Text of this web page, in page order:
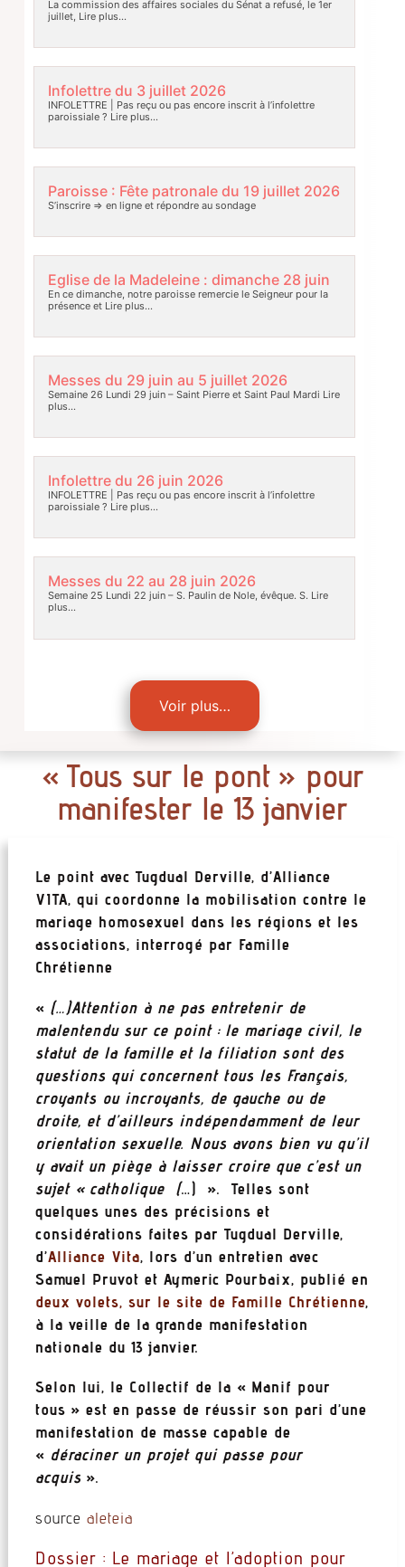
La commission des affaires sociales du Sénat a refusé, le 1er
juillet, Lire plus…
Infolettre du 3 juillet 2026
INFOLETTRE | Pas reçu ou pas encore inscrit à l’infolettre
paroissiale ? Lire plus…
Paroisse : Fête patronale du 19 juillet 2026
S’inscrire => en ligne et répondre au sondage
Eglise de la Madeleine : dimanche 28 juin
En ce dimanche, notre paroisse remercie le Seigneur pour la
présence etLire plus…
Messes du 29 juin au 5 juillet 2026
Semaine 26 Lundi 29 juin – Saint Pierre et Saint Paul Mardi Lire
plus…
Infolettre du 26 juin 2026
INFOLETTRE | Pas reçu ou pas encore inscrit à l’infolettre
paroissiale ? Lire plus…
Messes du 22 au 28 juin 2026
Semaine 25 Lundi 22 juin – S. Paulin de Nole, évêque. S. Lire
plus…
Voir plus…
« Tous sur le pont » pour
manifester le 13 janvier
Le point avec Tugdual Derville, d’Alliance
VITA, qui coordonne la mobilisation contre le
mariage homosexuel dans les régions et les
associations, interrogé par Famille
Chrétienne
« (…)Attention à ne pas entretenir de
malentendu sur ce point : le mariage civil, le
statut de la famille et la filiation sont des
questions qui concernent tous les Français,
croyants ou incroyants, de gauche ou de
droite, et d’ailleurs indépendamment de leur
orientation sexuelle. Nous avons bien vu qu’il
y avait un piège à laisser croire que c’est un
sujet « catholique (…) ». Telles sont
quelques unes des précisions et
considérations faites par Tugdual Derville,
d’Alliance Vita, lors d’un entretien avec
Samuel Pruvot et Aymeric Pourbaix, publié en
deux volets, sur le site de Famille Chrétienne,
à la veille de la grande manifestation
nationale du 13 janvier.
Selon lui, le Collectif de la « Manif pour
tous » est en passe de réussir son pari d’une
manifestation de masse capable de
« déraciner un projet qui passe pour
acquis ».
source aleteia
Dossier : Le mariage et l’adoption pour